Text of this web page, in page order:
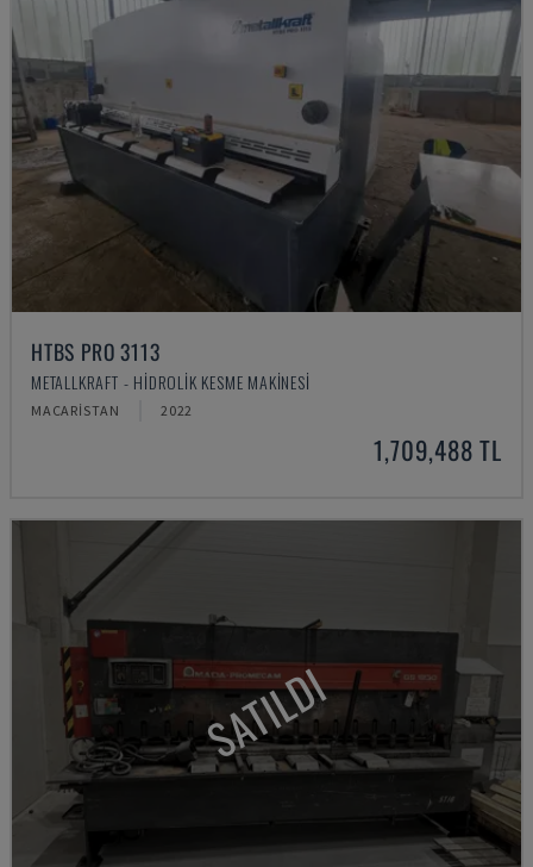
HTBS PRO 3113
METALLKRAFT - HIDROLIK KESME MAKINESI
MACARISTAN 2022
1,709,488 TL
SATILDI